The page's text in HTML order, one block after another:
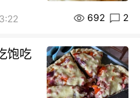
692 2
饱吃